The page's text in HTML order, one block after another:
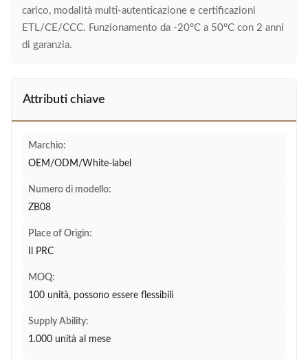
carico, modalità multi-autenticazione e certificazioni
ETL/CE/CCC. Funzionamento da -20°C a 50°C con 2 anni
di garanzia.
Attributi chiave
Marchio:
OEM/ODM/White-label
Numero di modello:
ZB08
Place of Origin:
Il PRC
MOQ:
100 unità, possono essere flessibili
Supply Ability:
1.000 unità al mese